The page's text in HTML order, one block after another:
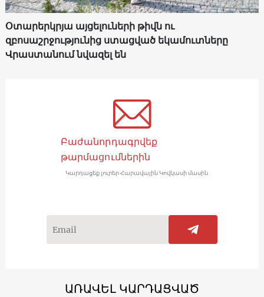
Օտարերկրյա այցելուների թիվն ու
զբոսաշրջությունից ստացված եկամուտները
Վրաստանում նվազել են
Բաժանորդագրվեք
թարմացումներին
Կարդացեք լուրեր Հարավային Կովկասի մասին
ԱՌԱՎԵԼ ԿԱՐԴԱՑՎԱԾ